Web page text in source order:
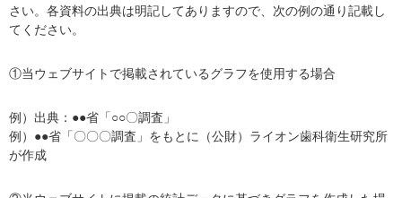
さい。各資料の出典は明記してありますので、次の例の通り記載し
てください。
①当ウェブサイトで掲載されているグラフを使用する場合
例）出典：●●省「○○〇調査」
例）●●省「〇〇〇調査」をもとに（公財）ライオン歯科衛生研究所
が作成